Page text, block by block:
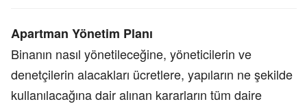
Apartman Yönetim Planı
Binanın nasıl yönetileceğine, yöneticilerin ve
denetçilerin alacakları ücretlere, yapıların ne şekilde
kullanılacağına dair alınan kararların tüm daire